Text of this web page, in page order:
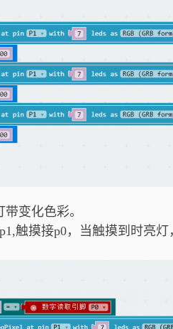
变化色彩。
触摸接p0，当触摸到时亮灯